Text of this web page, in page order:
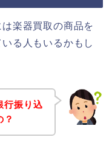
楽器買取の商品を
る人もいるかもし
行振り込
？